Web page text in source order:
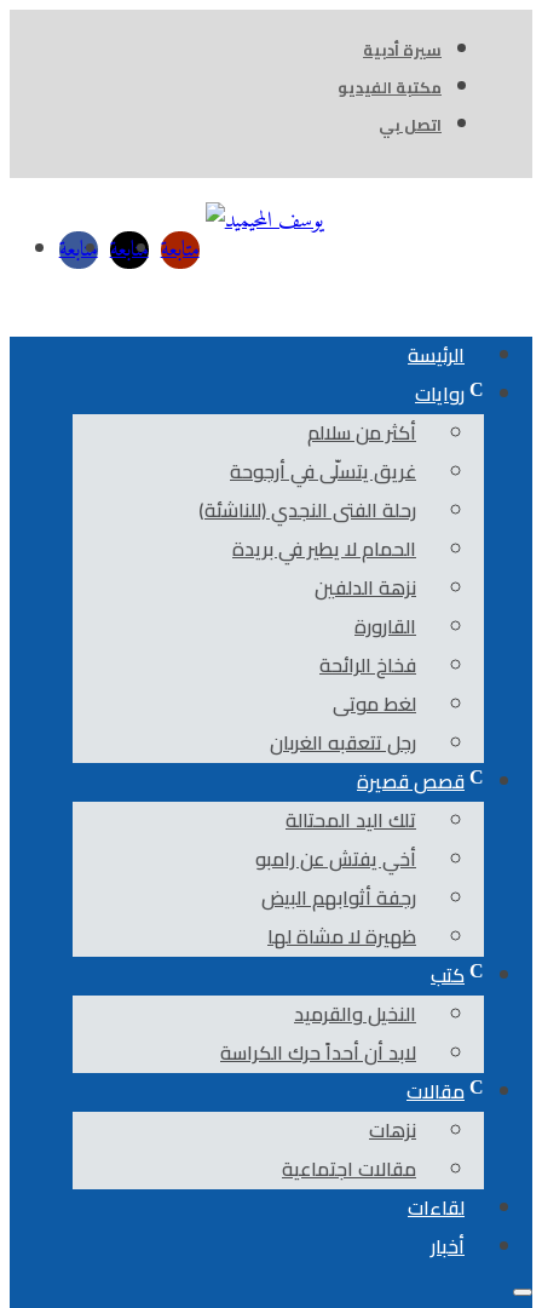
سيرة أدبية
مكتبة الفيديو
اتصل بي
متابعة متابعة متابعة
الرئيسة
روايات
أكثر من سلالم
غريق يتسلّى في أرجوحة
رحلة الفتى النجدي (للناشئة)
الحمام لا يطير في بريدة
نزهة الدلفين
القارورة
فخاخ الرائحة
لغط موتى
رجل تتعقبه الغربان
قصص قصيرة
تلك اليد المحتالة
أخي يفتش عن رامبو
رجفة أثوابهم البيض
ظهيرة لا مشاة لها
كتب
النخيل والقرميد
لابد أن أحداً حرك الكراسة
مقالات
نزهات
مقالات اجتماعية
لقاءات
أخبار